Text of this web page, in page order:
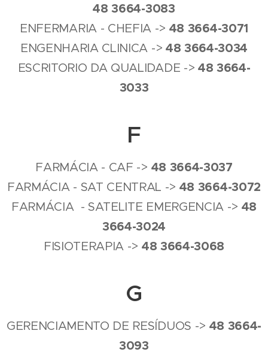
48 3664-3083
ENFERMARIA - CHEFIA -> 48 3664-3071
ENGENHARIA CLINICA -> 48 3664-3034
ESCRITORIO DA QUALIDADE -> 483664-
3033
F
FARMÁCIA - CAF -> 48 3664-3037
FARMÁCIA - SAT CENTRAL -> 48 3664-3072
FARMÁCIA - SATELITE EMERGENCIA -> 48
3664-3024
FISIOTERAPIA -> 48 3664-3068
G
GERENCIAMENTO DE RESÍDUOS -> 48 3664-
3093